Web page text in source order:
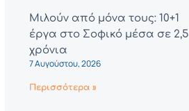
Μιλούν από μόνα τους: 10+1
έργα στο Σοφικό μέσα σε 2,5
χρόνια
7 Αυγούστου, 2026
Περισσότερα »